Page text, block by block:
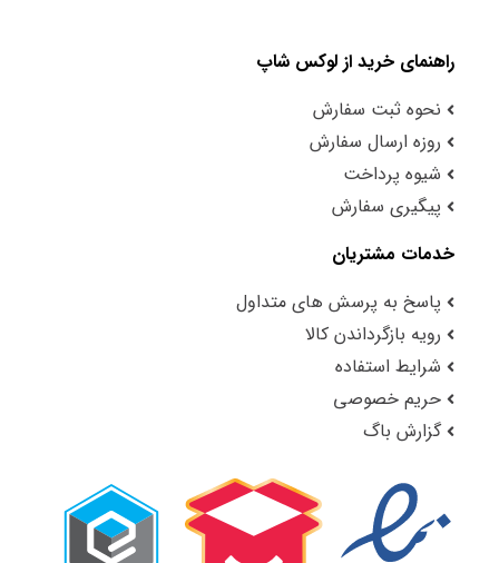
راهنمای خرید از لوکس شاپ
نحوه ثبت سفارش
روزه ارسال سفارش
شیوه پرداخت
پیگیری سفارش
خدمات مشتریان
پاسخ به پرسش های متداول
رویه بازگرداندن کالا
شرایط استفاده
حریم خصوصی
گزارش باگ